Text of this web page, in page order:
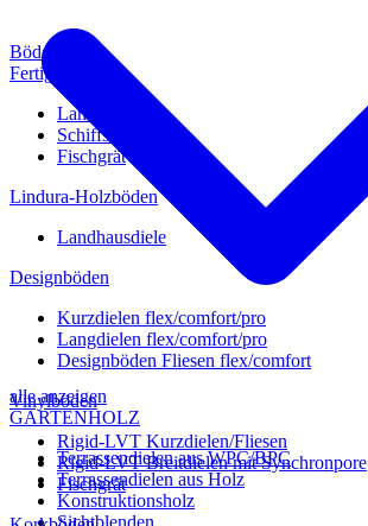
alle anzeigen
GARTENHOLZ
Terrassendielen aus WPC/BPC
Terrassendielen aus Holz
Konstruktionsholz
Sichtblenden
Böden
Fertigparkett
Landhausdiele
Schiffsboden
Fischgrät
Lindura-Holzböden
Landhausdiele
Designböden
Kurzdielen flex/comfort/pro
Langdielen flex/comfort/pro
Designböden Fliesen flex/comfort
Vinylböden
Rigid-LVT Kurzdielen/Fliesen
Rigid-LVT Breitdielen mit Synchronpore
Fischgrät